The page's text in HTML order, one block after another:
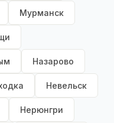
Мурманск
Назарово
Невельск
Нерюнгри